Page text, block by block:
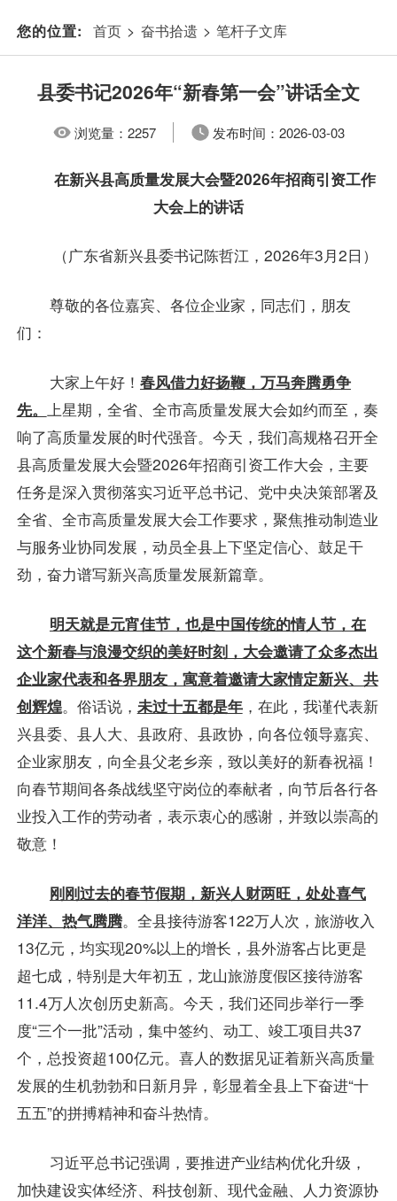
您的位置: 首页 > 奋书拾遗 > 笔杆子文库
县委书记2026年“新春第一会”讲话全文
浏览量：2257 发布时间： 2026-03-03
在新兴县高质量发展大会暨2026年招商引资工作
大会上的讲话
（广东省新兴县委书记陈哲江，2026年3月2日）
尊敬的各位嘉宾、各位企业家，同志们，朋友
们：
大家上午好！ 春风借力好扬鞭，万马奔腾勇争
先。 上星期，全省、全市高质量发展大会如约而至，奏
响了高质量发展的时代强音。今天，我们高规格召开全
县高质量发展大会暨2026年招商引资工作大会，主要
任务是深入贯彻落实习近平总书记、党中央决策部署及
全省、全市高质量发展大会工作要求，聚焦推动制造业
与服务业协同发展，动员全县上下坚定信心、鼓足干
劲，奋力谱写新兴高质量发展新篇章。
明天就是元宵佳节，也是中国传统的情人节，在
这个新春与浪漫交织的美好时刻，大会邀请了众多杰出
企业家代表和各界朋友，寓意着邀请大家情定新兴、共
创辉煌。俗话说， 未过十五都是年，在此，我谨代表新
兴县委、县人大、县政府、县政协，向各位领导嘉宾、
企业家朋友，向全县父老乡亲，致以美好的新春祝福！
向春节期间各条战线坚守岗位的奉献者，向节后各行各
业投入工作的劳动者，表示衷心的感谢，并致以崇高的
敬意！
刚刚过去的春节假期，新兴人财两旺，处处喜气
洋洋、热气腾腾。全县接待游客122万人次，旅游收入
13亿元，均实现20%以上的增长，县外游客占比更是
超七成，特别是大年初五，龙山旅游度假区接待游客
11.4万人次创历史新高。今天，我们还同步举行一季
度“三个一批”活动，集中签约、动工、竣工项目共37
个，总投资超100亿元。喜人的数据见证着新兴高质量
发展的生机勃勃和日新月异，彰显着全县上下奋进“十
五五”的拼搏精神和奋斗热情。
习近平总书记强调，要推进产业结构优化升级，
加快建设实体经济、科技创新、现代金融、人力资源协